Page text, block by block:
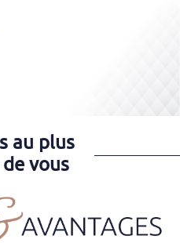
au plus
vous